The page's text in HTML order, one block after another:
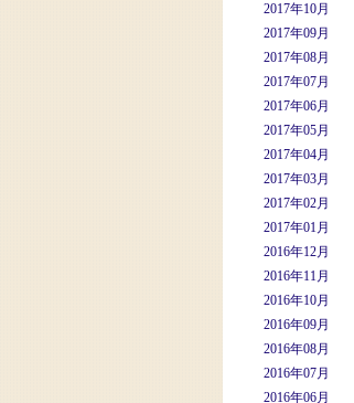
2017年10月
2017年09月
2017年08月
2017年07月
2017年06月
2017年05月
2017年04月
2017年03月
2017年02月
2017年01月
2016年12月
2016年11月
2016年10月
2016年09月
2016年08月
2016年07月
2016年06月